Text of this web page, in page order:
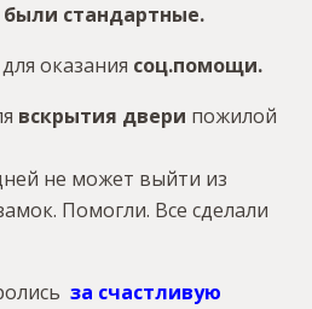
стандартные.
оказания соц.помощи.
вскрытия двери пожилой
не может выйти из
Помогли. Все сделали
за счастливую